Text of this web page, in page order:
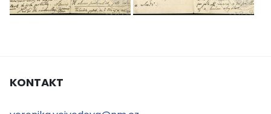
KONTAKT